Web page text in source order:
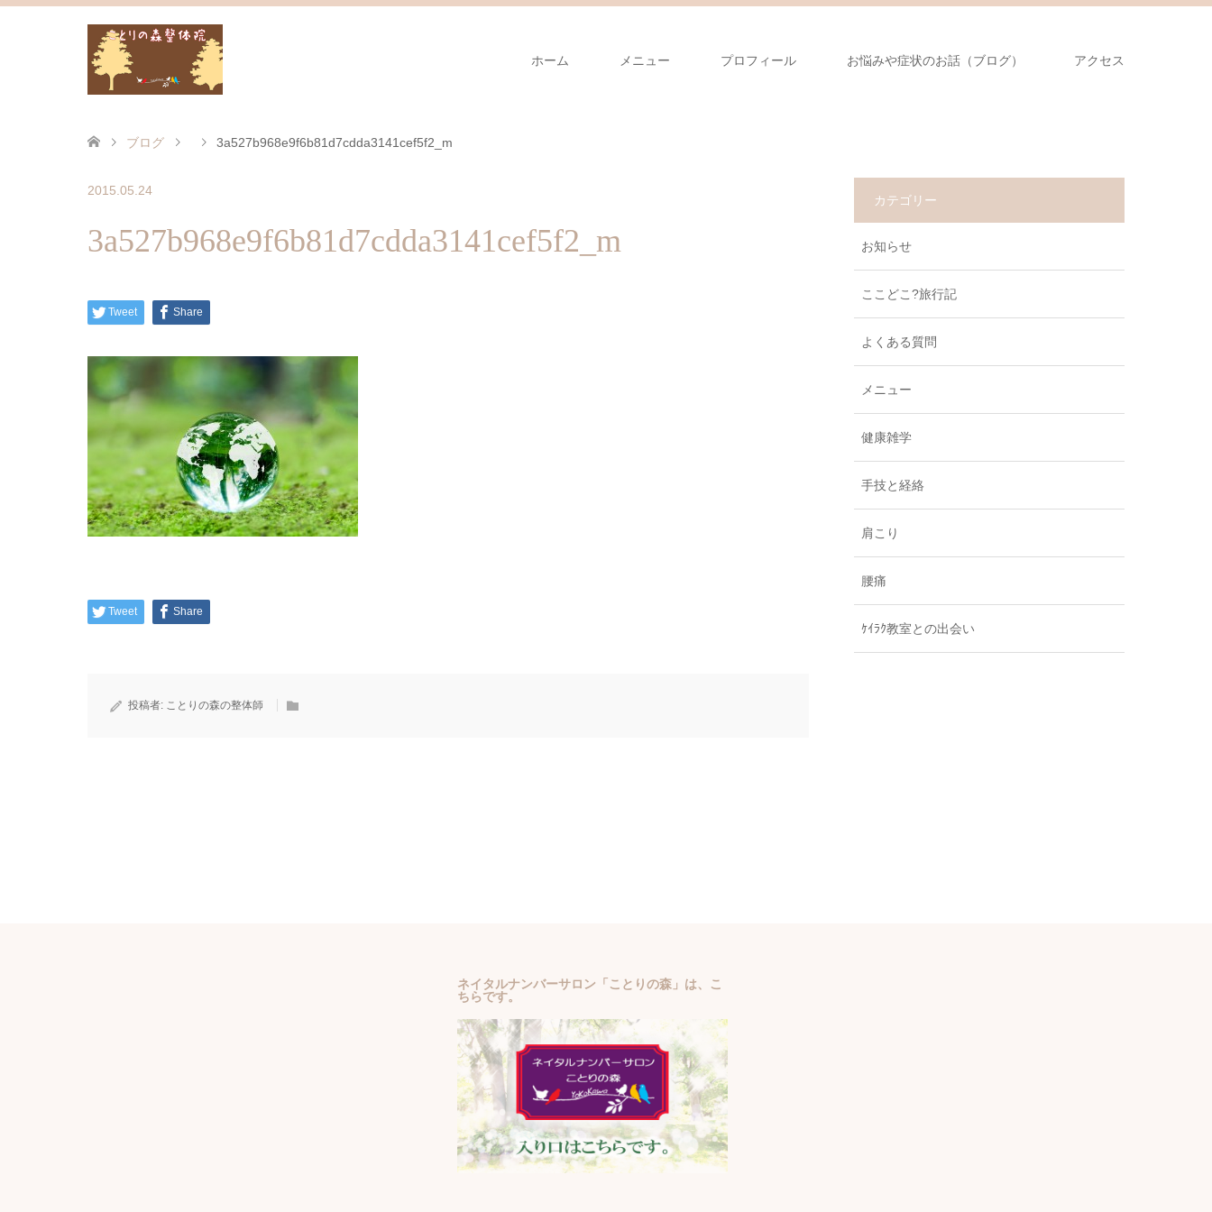
ホーム メニュー プロフィール お悩みや症状のお話（ブログ） アクセス
ブログ 3a527b968e9f6b81d7cdda3141cef5f2_m
2015.05.24
3a527b968e9f6b81d7cdda3141cef5f2_m
Tweet Share
Tweet Share
投稿者: ことりの森の整体師
カテゴリー
お知らせ
ここどこ?旅行記
よくある質問
メニュー
健康雑学
手技と経絡
肩こり
腰痛
ｹｲﾗｸ教室との出会い
ネイタルナンバーサロン「ことりの森」は、こ
ちらです。